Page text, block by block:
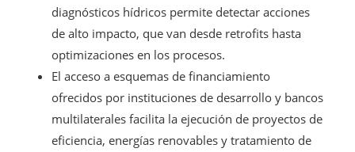
diagnósticos hídricos permite detectar acciones
de alto impacto, que van desde retrofits hasta
optimizaciones en los procesos.
El acceso a esquemas de financiamiento
ofrecidos por instituciones de desarrollo y bancos
multilaterales facilita la ejecución de proyectos de
eficiencia, energías renovables y tratamiento de